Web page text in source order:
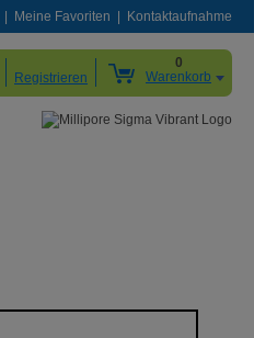
Meine Favoriten Kontaktaufnahme
Registrieren
0
Warenkorb